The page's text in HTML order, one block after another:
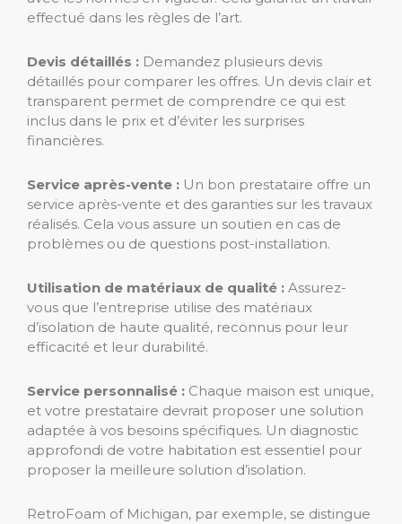
effectué dans les règles de l’art.
Devis détaillés : Demandez plusieurs devis
détaillés pour comparer les offres. Un devis clair et
transparent permet de comprendre ce qui est
inclus dans le prix et d’éviter les surprises
financières.
Service après-vente : Un bon prestataire offre un
service après-vente et des garanties sur les travaux
réalisés. Cela vous assure un soutien en cas de
problèmes ou de questions post-installation.
Utilisation de matériaux de qualité : Assurez-
vous que l’entreprise utilise des matériaux
d’isolation de haute qualité, reconnus pour leur
efficacité et leur durabilité.
Service personnalisé : Chaque maison est unique,
et votre prestataire devrait proposer une solution
adaptée à vos besoins spécifiques. Un diagnostic
approfondi de votre habitation est essentiel pour
proposer la meilleure solution d’isolation.
RetroFoam of Michigan, par exemple, se distingue